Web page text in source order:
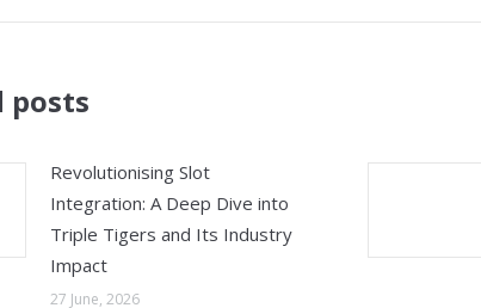
posts
Revolutionising Slot
Integration: A Deep Dive into
Triple Tigers and Its Industry
Impact
27 June, 2026